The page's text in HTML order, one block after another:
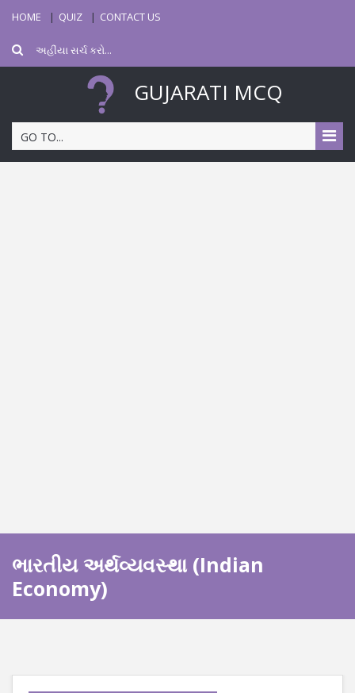
HOME QUIZ CONTACT US
GUJARATI MCQ
GO TO...
ભારતીય અર્થવ્યવસ્થા (Indian
Economy)